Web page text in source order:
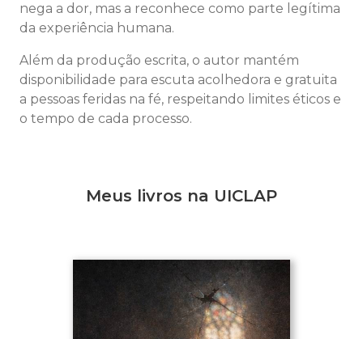
nega a dor, mas a reconhece como parte legítima
da experiência humana.
Além da produção escrita, o autor mantém
disponibilidade para escuta acolhedora e gratuita
a pessoas feridas na fé, respeitando limites éticos e
o tempo de cada processo.
Meus livros na UICLAP